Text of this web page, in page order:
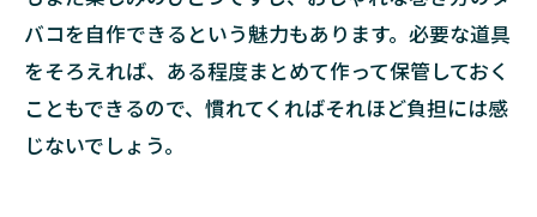
3.2.1
レギュ
ラー
3.2.2
スリム
バコを自作できるという魅力もあります。必要な道具
をそろえれば、ある程度まとめて作って保管しておく
こともできるので、慣れてくればそれほど負担には感
じないでしょう。